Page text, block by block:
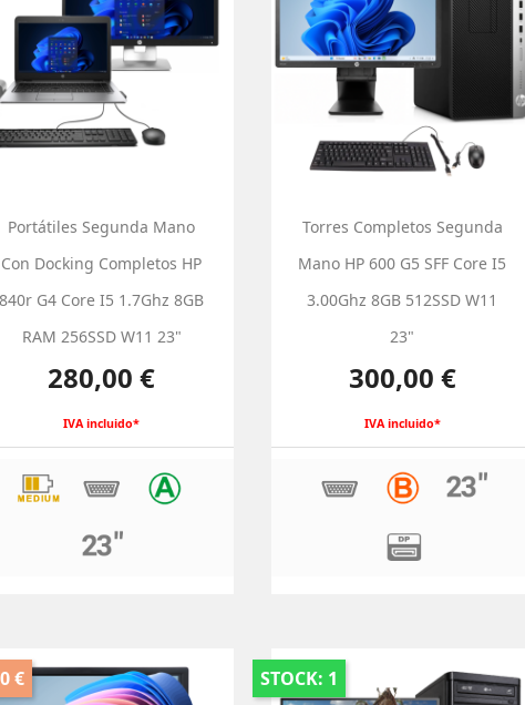
Portátiles Segunda Mano
Con Docking Completos HP
840r G4 Core I5 1.7Ghz 8GB
RAM 256SSD W11 23"
Precio
280,00 €
IVA incluido*
Torres Completos Segunda
Mano HP 600 G5 SFF Core I5
3.00Ghz 8GB 512SSD W11
23"
Precio
300,00 €
IVA incluido*
€
STOCK: 1